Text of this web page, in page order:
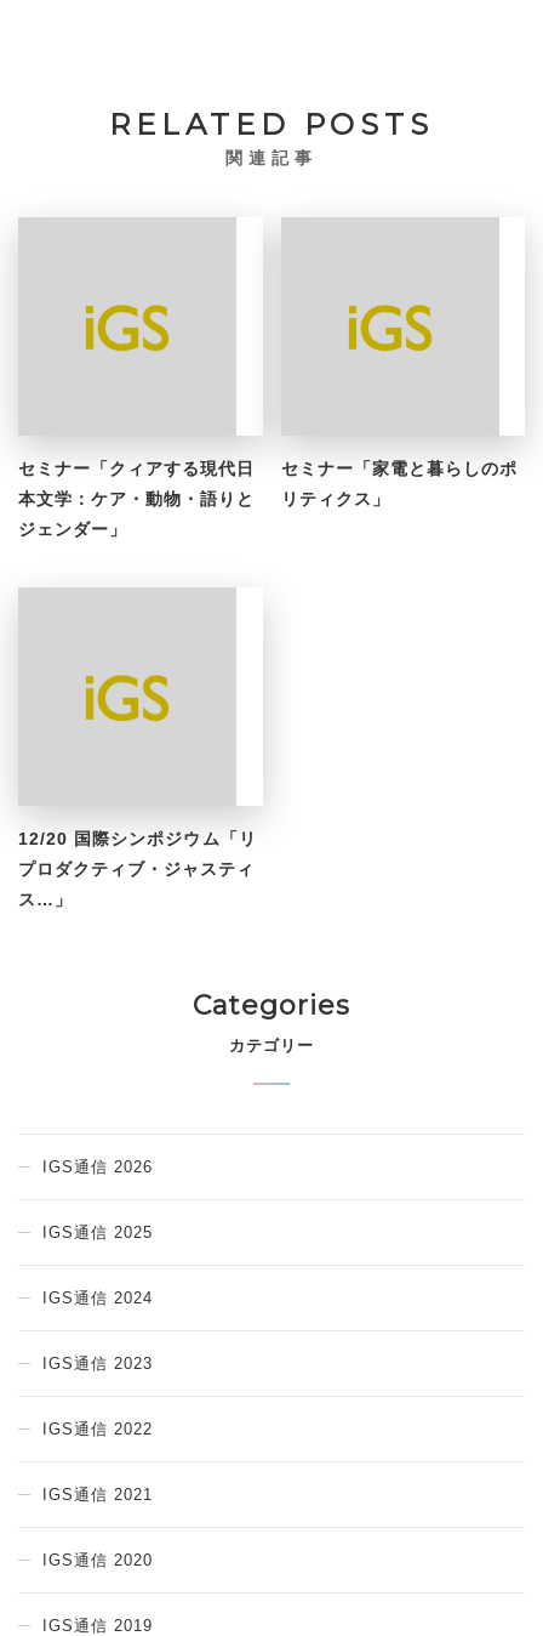
RELATED POSTS
関連記事
セミナー「クィアする現代日
本文学：ケア・動物・語りと
ジェンダー」
セミナー「家電と暮らしのポ
リティクス」
12/20 国際シンポジウム「リ
プロダクティブ・ジャスティ
ス…」
Categories
カテゴリー
IGS通信 2026
IGS通信 2025
IGS通信 2024
IGS通信 2023
IGS通信 2022
IGS通信 2021
IGS通信 2020
IGS通信 2019